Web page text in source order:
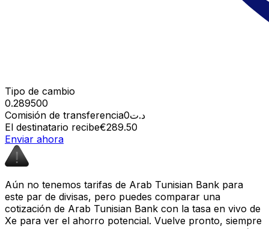
Tipo de cambio
0.289500
Comisión de transferencia د.ت0
El destinatario recibe€289.50
Enviar ahora
Aún no tenemos tarifas de Arab Tunisian Bank para
este par de divisas, pero puedes comparar una
cotización de Arab Tunisian Bank con la tasa en vivo de
Xe para ver el ahorro potencial. Vuelve pronto, siempre